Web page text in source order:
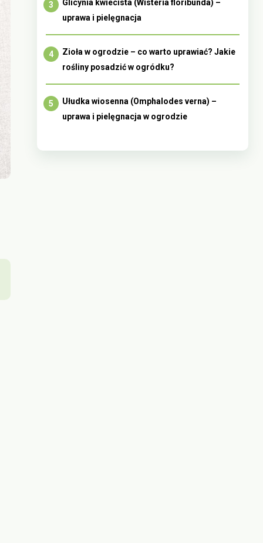
Glicynia kwiecista (Wisteria floribunda) –
uprawa i pielęgnacja
Zioła w ogrodzie – co warto uprawiać? Jakie
rośliny posadzić w ogródku?
Ułudka wiosenna (Omphalodes verna) –
uprawa i pielęgnacja w ogrodzie